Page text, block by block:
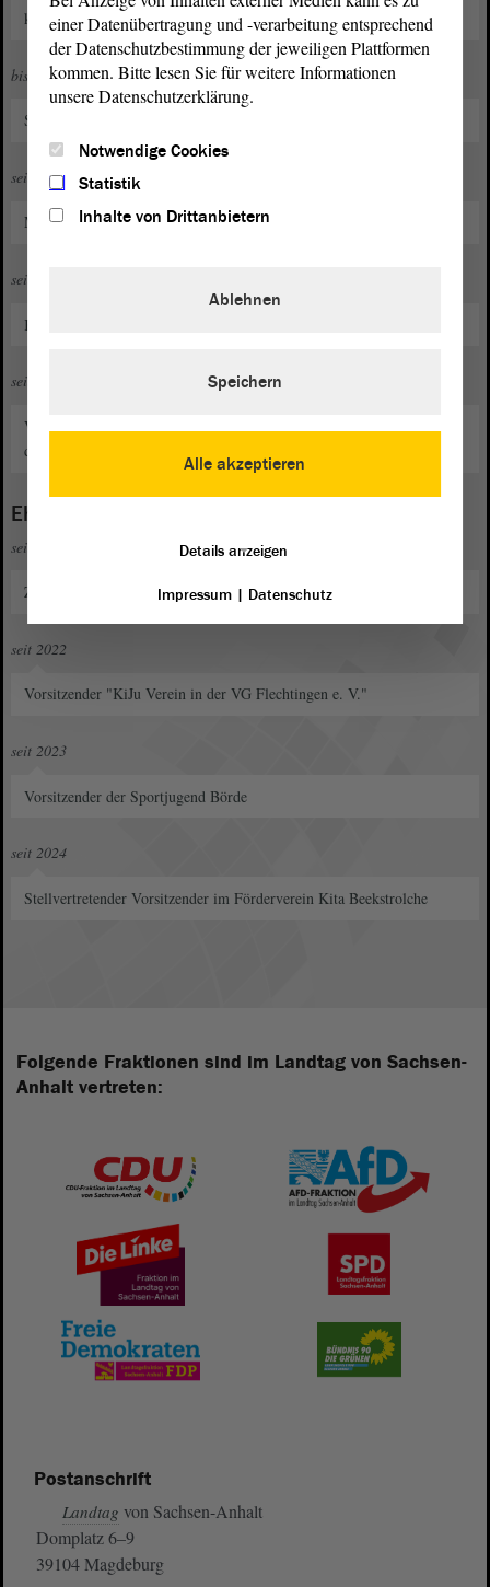
kooptiert im Stadtverband Haldensleben)
bis 2021
Stadtrat in Haldensleben
seit 2021
Mitglied des Landtags
seit 2023
Kreisvorsitzender der CDU Börde
seit 2024
Verbandsgemeinderat in der VG Flechtingen Fraktionsvorsitzender der
dortigen CDU-SPD-
Ehrenamt
seit 2016
Zweiter Vorsitzender "HSV Haldensleben e. V."
seit 2022
Vorsitzender "KiJu Verein in der VG Flechtingen e. V."
seit 2023
Vorsitzender der Sportjugend Börde
seit 2024
Stellvertretender Vorsitzender im Förderverein Kita Beekstrolche
Folgende Fraktionen sind im Landtag von Sachsen-
Anhalt vertreten:
Postanschrift
Landtag von Sachsen-Anhalt
Domplatz 6–9
39104 Magdeburg
einer Datenübertragung und -verarbeitung entsprechend
der Datenschutzbestimmung der jeweiligen Plattformen
kommen. Bitte lesen Sie für weitere Informationen
unsere Datenschutzerklärung.
Notwendige Cookies
Statistik
Inhalte von Drittanbietern
Alle akzeptieren
Ablehnen
Speichern
Details anzeigen
Impressum| Datenschutz